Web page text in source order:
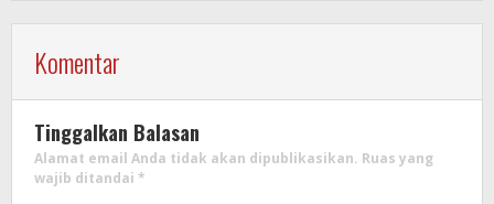
Komentar
Tinggalkan Balasan
Alamat email Anda tidak akan dipublikasikan. Ruas yang
wajib ditandai *